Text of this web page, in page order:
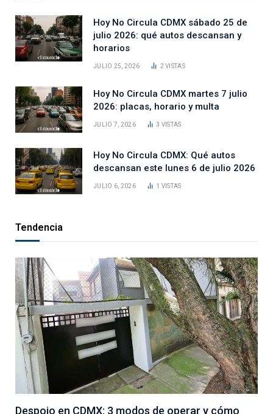
Hoy No Circula CDMX sábado 25 de
julio 2026: qué autos descansan y
horarios
JULIO 25, 2026 2VISTAS
Hoy No Circula CDMX martes 7 julio
2026: placas, horario y multa
JULIO 7, 2026 3 VISTAS
Hoy No Circula CDMX: Qué autos
descansan este lunes 6 de julio 2026
JULIO 6, 2026 1 VISTAS
Tendencia
Despojo en CDMX: 3 modos de operar y cómo